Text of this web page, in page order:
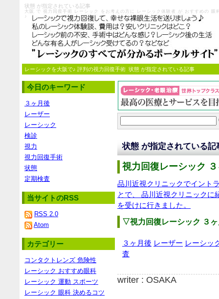
状態 が指定されている記事
大阪 で 視力回復手術 レーシック をお考えの方に レーシック体験者 が おすすめの
♪
レーシックを大阪で♪ 評判の視力回復手術 状態 が指定されている記事
状態 が指定されている記
視力回復レーシック
品川近視クリニックでイント
とで、 品川近視クリニックに
を受けに行きました。
▽視力回復レーシック ３
３ヶ月後 レーザー レーシッ
査
writer : OSAKA
今日のキーワード
３ヶ月後
レーザー
レーシック
検診
視力
視力回復手術
状態
定期検査
当サイトのRSS
RSS 2.0
Atom
カテゴリー
コンタクトレンズ 危険性
レーシック おすすめ眼科
レーシック 運動 スポーツ
レーシック 眼科 決めるコツ